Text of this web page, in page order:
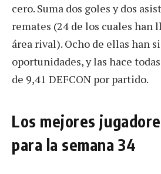
cero. Suma dos goles y dos
remates (24 de los cuales han
área rival). Ocho de ellas han
oportunidades, y las hace
de 9,41 DEFCON por partido.
Los mejores
para la semana 34